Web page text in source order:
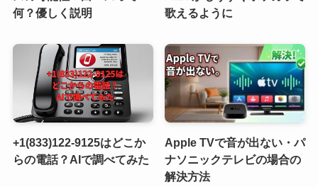
何？優しく説明
歌えるように
+1(833)122-9125はどこか
らの電話？AIで調べてみた
Apple TVで音が出ない・パ
ナソニックテレビの場合の
解決方法